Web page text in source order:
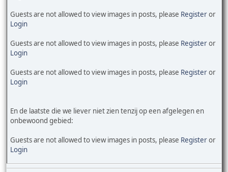
Guests are not allowed to view images in posts, please Registeror
Login
Guests are not allowed to view images in posts, please Registeror
Login
Guests are not allowed to view images in posts, please Registeror
Login
En de laatste die we liever niet zien tenzij op een afgelegen en
onbewoond gebied:
Guests are not allowed to view images in posts, please Registeror
Login